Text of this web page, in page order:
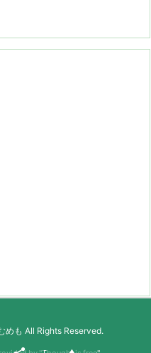
めも All Rights Reserved.